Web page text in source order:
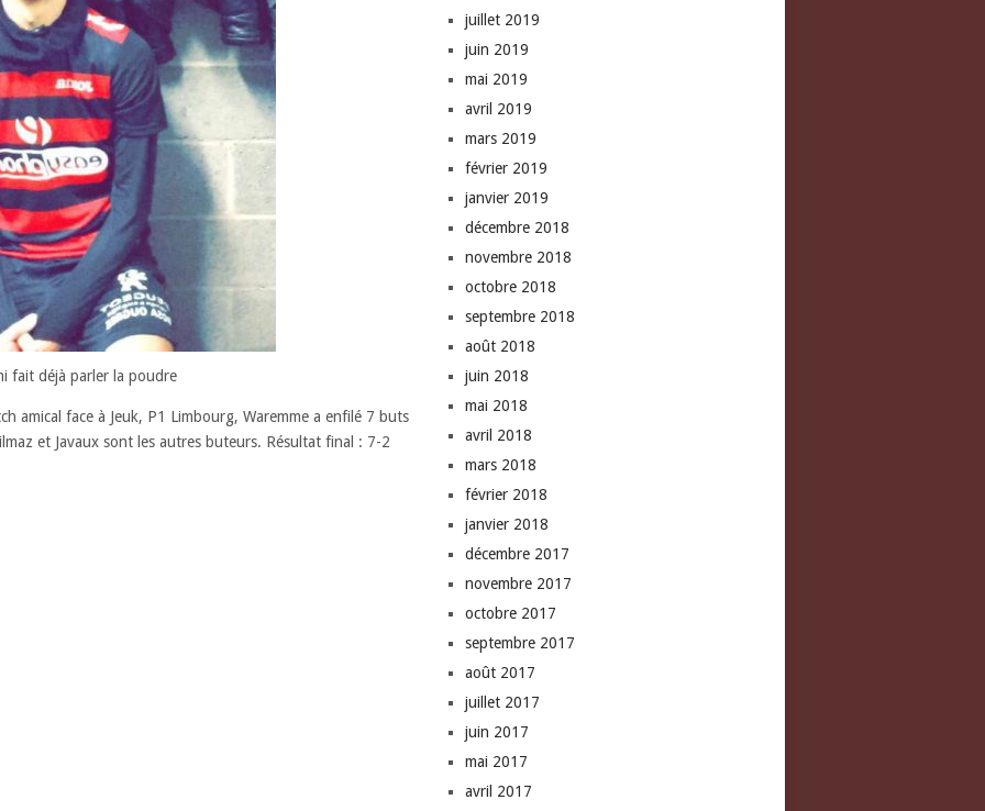
fait déjà parler la poudre
amical face à Jeuk, P1 Limbourg, Waremme a enfilé 7 buts
et Javaux sont les autres buteurs. Résultat final : 7-2
juillet 2019
juin 2019
mai 2019
avril 2019
mars 2019
février 2019
janvier 2019
décembre 2018
novembre 2018
octobre 2018
septembre 2018
août 2018
juin 2018
mai 2018
avril 2018
mars 2018
février 2018
janvier 2018
décembre 2017
novembre 2017
octobre 2017
septembre 2017
août 2017
juillet 2017
juin 2017
mai 2017
avril 2017